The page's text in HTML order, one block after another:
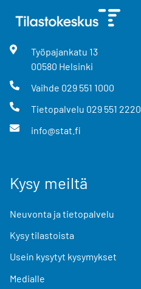
Työpajankatu 13
00580 Helsinki
Vaihde 029 551 1000
Tietopalvelu 029 551 2220
info@stat.fi
Kysy meiltä
Neuvonta ja tietopalvelu
Kysy tilastoista
Usein kysytyt kysymykset
Medialle